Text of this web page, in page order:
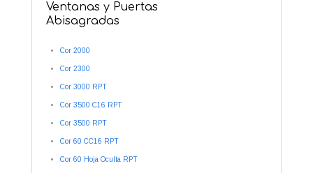
Ventanas y Puertas
Abisagradas
Cor 2000
Cor 2300
Cor 3000 RPT
Cor 3500 C16 RPT
Cor 3500 RPT
Cor 60 CC16 RPT
Cor 60 Hoja Oculta RPT